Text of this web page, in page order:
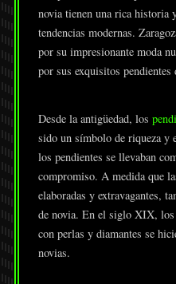
novia tienen una rica historia
tendencias modernas.
por su impresionante moda
por sus exquisitos pendientes
Desde la antigüedad, los
sido un símbolo de riqueza y
los pendientes se llevaban
compromiso. A medida que
elaboradas y extravagantes,
de novia. En el siglo XIX, los
con perlas y diamantes se
novias.